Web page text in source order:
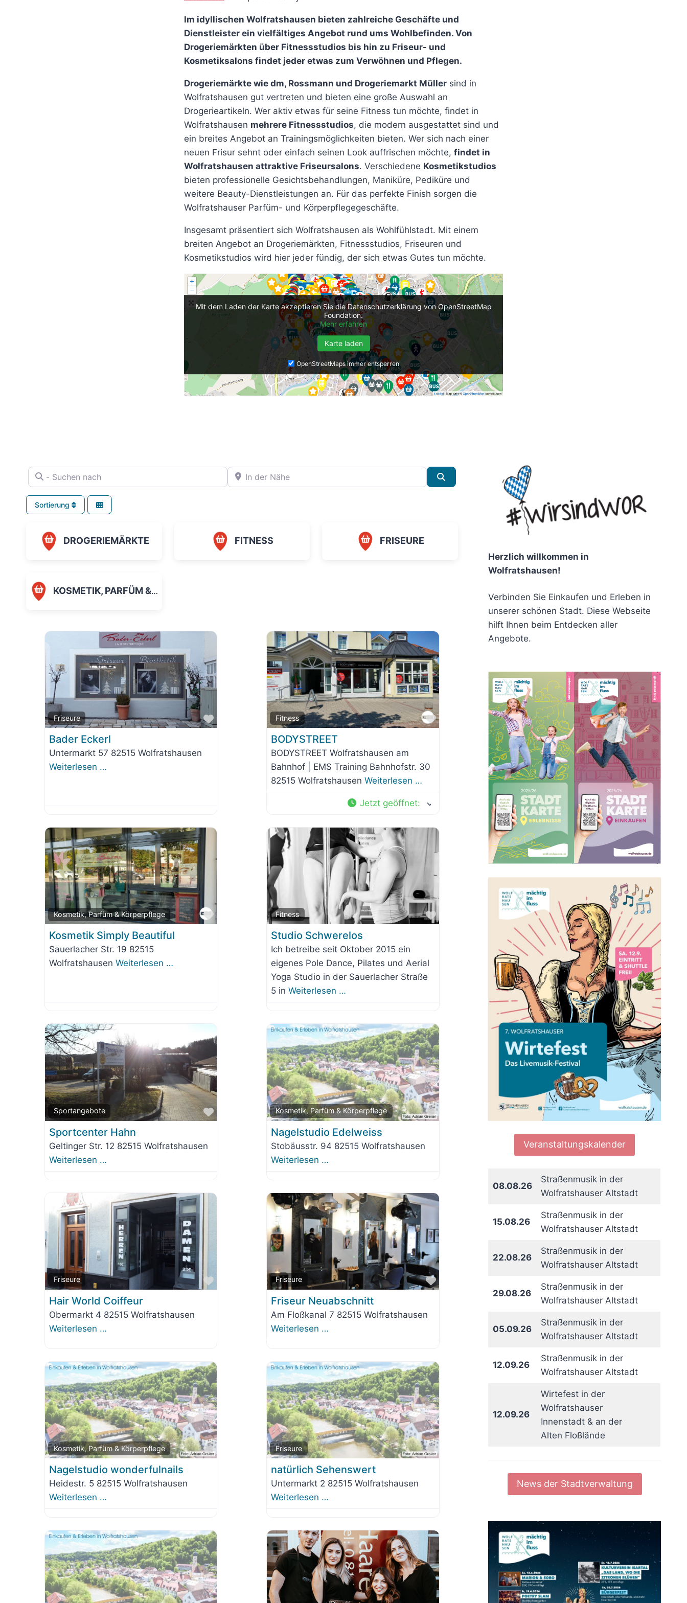
Im idyllischen Wolfratshausen bieten zahlreiche Geschäfte und
Dienstleister ein vielfältiges Angebot rund ums Wohlbefinden. Von
Drogeriemärkten über Fitnessstudios bis hin zu Friseur- und
Kosmetiksalons findet jeder etwas zum Verwöhnen und Pflegen.
Drogeriemärkte wie dm, Rossmann und Drogeriemarkt Müller sind in
Wolfratshausen gut vertreten und bieten eine große Auswahl an
Drogerieartikeln. Wer aktiv etwas für seine Fitness tun möchte, findet in
Wolfratshausen mehrere Fitnessstudios, die modern ausgestattet sind und
ein breites Angebot an Trainingsmöglichkeiten bieten. Wer sich nach einer
neuen Frisur sehnt oder einfach seinen Look auffrischen möchte, findet in
Wolfratshausen attraktive Friseursalons. Verschiedene Kosmetikstudios
bieten professionelle Gesichtsbehandlungen, Maniküre, Pediküre und
weitere Beauty-Dienstleistungen an. Für das perfekte Finish sorgen die
Wolfratshauser Parfüm- und Körperpflegegeschäfte.
Insgesamt präsentiert sich Wolfratshausen als Wohlfühlstadt. Mit einem
breiten Angebot an Drogeriemärkten, Fitnessstudios, Friseuren und
Kosmetikstudios wird hier jeder fündig, der sich etwas Gutes tun möchte.
Mit dem Laden der Karte akzeptieren Sie die Datenschutzerklärung von OpenStreetMap
Foundation.
Mehr erfahren
Karte laden
OpenStreetMaps immer entsperren
- Suchen nach In der Nähe
Sortierung
DROGERIEMÄRKTE FITNESS FRISEURE
KOSMETIK, PARFÜM & KÖRPERPFLEGE
Friseure
Favorit
Bader Eckerl
Untermarkt 57 82515 Wolfratshausen
Weiterlesen …
Fitness
Favorit
BODYSTREET
BODYSTREET Wolfratshausen am
Bahnhof | EMS Training Bahnhofstr. 30
82515 WolfratshausenWeiterlesen …
Jetzt geöffnet:
Kosmetik, Parfüm & Körperpflege
Favorit
Kosmetik Simply Beautiful
Sauerlacher Str. 19 82515
Wolfratshausen Weiterlesen …
Fitness
Favorit
Studio Schwerelos
Ich betreibe seit Oktober 2015 ein
eigenes Pole Dance, Pilates und Aerial
Yoga Studio in der Sauerlacher Straße
5 inWeiterlesen …
Sportangebote
Favorit
Sportcenter Hahn
Geltinger Str. 12 82515 Wolfratshausen
Weiterlesen …
Kosmetik, Parfüm & Körperpflege
Favorit
Nagelstudio Edelweiss
Stobäusstr. 94 82515 Wolfratshausen
Weiterlesen …
Friseure
Favorit
Hair World Coiffeur
Obermarkt 4 82515 Wolfratshausen
Weiterlesen …
Friseure
Favorit
Friseur Neuabschnitt
Am Floßkanal 7 82515 Wolfratshausen
Weiterlesen …
Kosmetik, Parfüm & Körperpflege
Favorit
Nagelstudio wonderfulnails
Heidestr. 5 82515 Wolfratshausen
Weiterlesen …
Friseure
Favorit
natürlich Sehenswert
Untermarkt 2 82515 Wolfratshausen
Weiterlesen …
Herzlich willkommen in
Wolfratshausen!
Verbinden Sie Einkaufen und Erleben in
unserer schönen Stadt. Diese Webseite
hilft Ihnen beim Entdecken aller
Angebote.
Veranstaltungskalender
08.08.26
Straßenmusik in der
Wolfratshauser Altstadt
15.08.26
Straßenmusik in der
Wolfratshauser Altstadt
22.08.26
Straßenmusik in der
Wolfratshauser Altstadt
29.08.26
Straßenmusik in der
Wolfratshauser Altstadt
05.09.26
Straßenmusik in der
Wolfratshauser Altstadt
12.09.26
Straßenmusik in der
Wolfratshauser Altstadt
12.09.26
Wirtefest in der
Wolfratshauser
Innenstadt & an der
Alten Floßlände
News der Stadtverwaltung